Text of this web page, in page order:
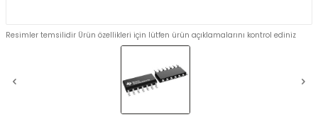
Resimler temsilidir Ürün özellikleri için lütfen ürün açıklamalarını kontrol ediniz